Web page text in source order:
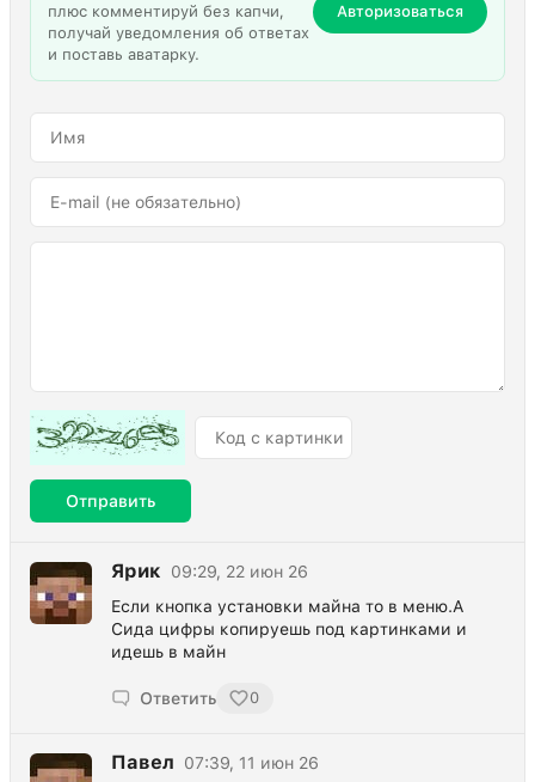
плюс комментируй без капчи,
получай уведомления об ответах
и поставь аватарку.
Авторизоваться
Отправить
Ярик
09:29, 22 июн 26
Если кнопка установки майна то в меню.А
Сида цифры копируешь под картинками и
идешь в майн
Ответить 0
Павел
07:39, 11 июн 26